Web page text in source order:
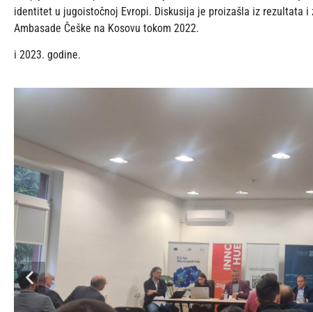
identitet u jugoistočnoj Evropi. Diskusija je proizašla iz rezultata
Ambasade Češke na Kosovu tokom 2022.
i 2023. godine.